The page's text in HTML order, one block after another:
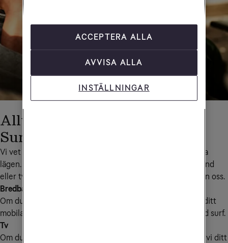
Alltid uppkoppling med
Surfgaranti
Vi vet hur viktigt det är med uppkoppling som funkar i alla
lägen. Därför ingår alltid en surfgaranti när du har bredband
eller tv samt mobilabonnemang eller mobilt bredband från oss.
Bredband
Om du får tekniska problem med ditt bredband laddar vi ditt
mobilabonnemang eller mobilt bredband med obegränsad surf.
Tv
Om du har fått ett bekräftat avbrott i din tv-tjänst laddar vi ditt
ACCEPTERA ALLA
AVVISA ALLA
INSTÄLLNINGAR